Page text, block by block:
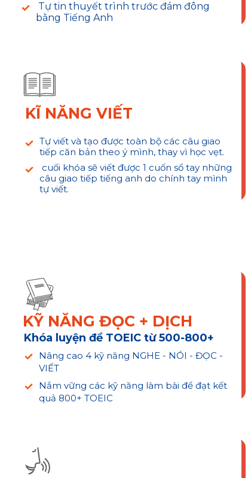
Tự tin thuyết trình trước đám đông
bằng Tiếng Anh
KĨ NĂNG VIẾT
Tự viết và tạo được toàn bộ các câu giao
tiếp căn bản theo ý mình, thay vì học vẹt.
cuối khóa sẽ viết được 1 cuốn sổ tay những
câu giao tiếp tiếng anh do chính tay mình
tự viết.
KỸ NĂNG ĐỌC + DỊCH
Khóa luyện đề TOEIC từ 500-800+
Nâng cao 4 kỹ năng NGHE - NÓI - ĐỌC -
VIẾT
Nắm vững các kỹ năng làm bài để đạt kết
quả 800+ TOEIC